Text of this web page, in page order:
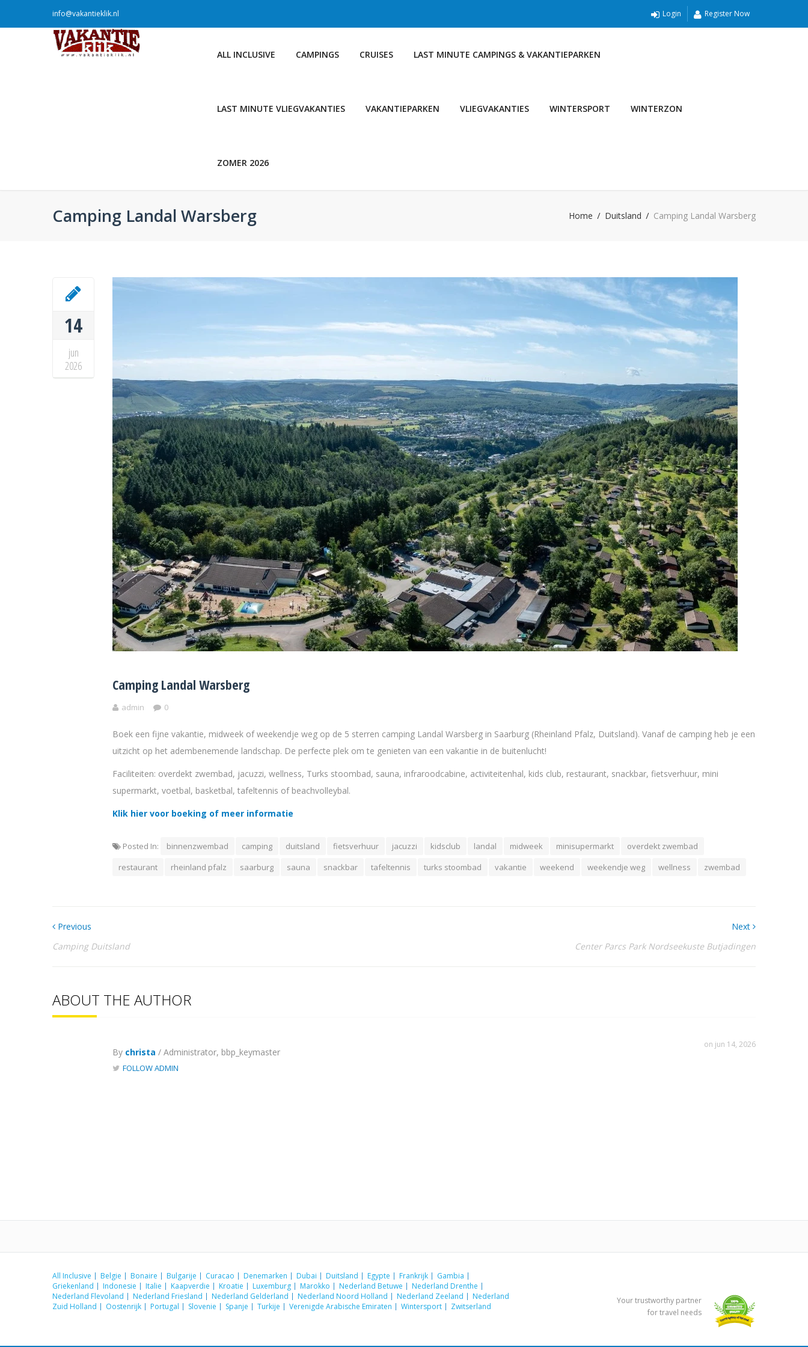
info@vakantieklik.nl Login Register Now
ALL INCLUSIVE CAMPINGS CRUISES LAST MINUTE CAMPINGS & VAKANTIEPARKEN
LAST MINUTE VLIEGVAKANTIES VAKANTIEPARKEN VLIEGVAKANTIES WINTERSPORT WINTERZON
ZOMER 2026
Camping Landal Warsberg Home Duitsland Camping Landal Warsberg
14
jun
2026
Camping Landal Warsberg
admin 0
Boek een fijne vakantie, midweek of weekendje weg op de 5 sterren camping Landal Warsberg in Saarburg (Rheinland Pfalz, Duitsland). Vanaf de camping heb je een
uitzicht op het adembenemende landschap. De perfecte plek om te genieten van een vakantie in de buitenlucht!
Faciliteiten: overdekt zwembad, jacuzzi, wellness, Turks stoombad, sauna, infraroodcabine, activiteitenhal, kids club, restaurant, snackbar, fietsverhuur, mini
supermarkt, voetbal, basketbal, tafeltennis of beachvolleybal.
Klik hier voor boeking of meer informatie
Posted In: binnenzwembad camping duitsland fietsverhuur jacuzzi kidsclub landal midweek minisupermarkt
overdekt zwembad
restaurant
rheinland pfalz saarburg sauna snackbar tafeltennis turks stoombad vakantie weekend weekendje weg wellness zwembad
Previous
Camping Duitsland
Next
Center Parcs Park Nordseekuste Butjadingen
ABOUT THE AUTHOR
By christa / Administrator, bbp_keymaster
FOLLOW ADMIN
on jun 14, 2026
All Inclusive Belgie Bonaire Bulgarije Curacao Denemarken Dubai Duitsland Egypte Frankrijk
Gambia
Griekenland
Indonesie Italie Kaapverdie Kroatie Luxemburg Marokko Nederland Betuwe
Nederland Drenthe
Nederland Flevoland
Nederland Friesland Nederland Gelderland Nederland Noord Holland Nederland Zeeland
Nederland
Zuid Holland
Oostenrijk Portugal Slovenie Spanje Turkije Verenigde Arabische Emiraten Wintersport Zwitserland
Your trustworthy partner
for travel needs